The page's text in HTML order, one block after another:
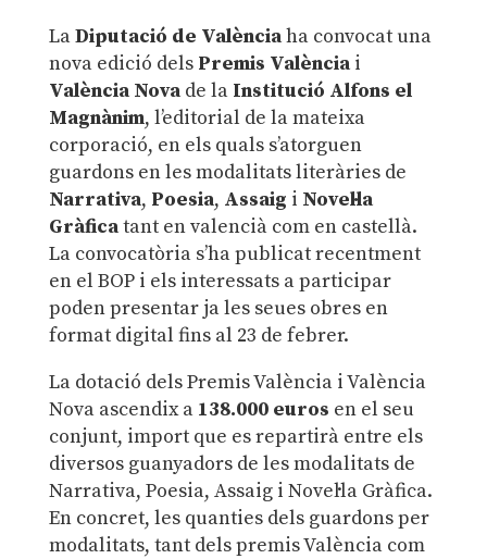
LaDiputació de Valènciaha convocat una
nova edició delsPremis Valènciai
València Novade la Institució Alfons el
Magnànim, l’editorial de la mateixa
corporació, en els quals s’atorguen
guardons en les modalitats literàries de
Narrativa, Poesia, Assaig i Novel·la
Gràficatant en valencià com en castellà.
La convocatòria s’ha publicat recentment
en el BOP i els interessats a participar
poden presentar ja les seues obres en
format digital fins al 23 de febrer.
La dotació dels Premis València i València
Nova ascendix a138.000 euros en el seu
conjunt, import que es repartirà entre els
diversos guanyadors de les modalitats de
Narrativa, Poesia, Assaig i Novel·la Gràfica.
En concret, les quanties dels guardons per
modalitats, tant dels premis València com